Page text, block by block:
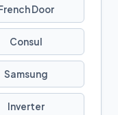
Door
Consul
Samsung
Inverter